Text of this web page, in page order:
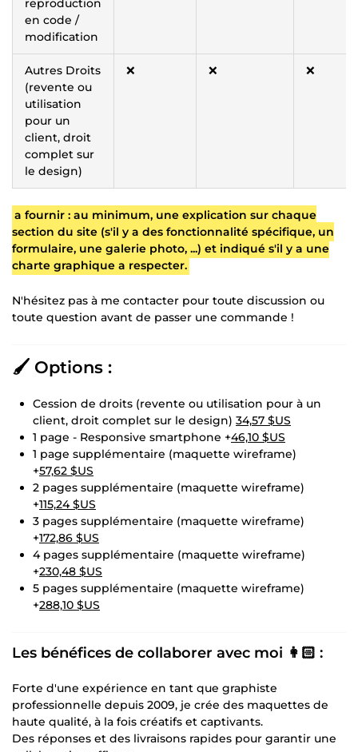
reproduction
en code /
modification
Autres Droits
(revente ou
utilisation
pour un
client, droit
complet sur
le design)
❌ ❌ ❌
a fournir : au minimum, une explication sur chaque
section du site (s'il y a des fonctionnalité spécifique, un
formulaire, une galerie photo, ...) et indiqué s'il y a une
charte graphique a respecter.
N'hésitez pas à me contacter pour toute discussion ou
toute question avant de passer une commande !
🖌️ Options :
Cession de droits (revente ou utilisation pour à un
client, droit complet sur le design) 34,57 $US
1 page - Responsive smartphone +46,10 $US
1 page supplémentaire (maquette wireframe)
+57,62 $US
2 pages supplémentaire (maquette wireframe)
+115,24 $US
3 pages supplémentaire (maquette wireframe)
+172,86 $US
4 pages supplémentaire (maquette wireframe)
+230,48 $US
5 pages supplémentaire (maquette wireframe)
+288,10 $US
Les bénéfices de collaborer avec moi 👩🏻 :
Forte d'une expérience en tant que graphiste
professionnelle depuis 2009, je crée des maquettes de
haute qualité, à la fois créatifs et captivants.
Des réponses et des livraisons rapides pour garantir une